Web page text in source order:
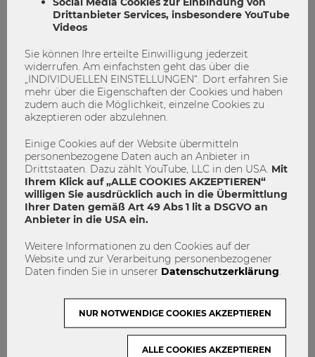
Fürs effiziente Lernen: „Skill Session: Konzentration
& Fokus“ am 2. November 2022, 11 Uhr.
Session: Show yourself !“ am 30. November 2022, 11
Uhr.
Alle weiteren Termine findest du imAktivitäten-Kalender
des Student Counselling Programms
Evidenzbasierte Entscheidungen
Student Counselling
Themenschwerpunkt
admin
Drittanbieter Services, insbesondere YouTube
Videos
Sie können Ihre erteilte Einwilligung jederzeit
widerrufen. Am einfachsten geht das über die
„INDIVIDUELLEN EINSTELLUNGEN“. Dort erfahren Sie
mehr über die Eigenschaften der Cookies und haben
zudem auch die Möglichkeit, einzelne Cookies zu
akzeptieren oder abzulehnen.
Einige Cookies auf der Website übermitteln
personenbezogene Daten auch an Anbieter in
Drittstaaten. Dazu zählt YouTube, LLC in den USA. Mit
Ihrem Klick auf „ALLE COOKIES AKZEPTIEREN“
willigen Sie ausdrücklich auch in die Übermittlung
Ihrer Daten gemäß Art 49 Abs 1 lit a DSGVO an
Anbieter in die USA ein.
Weitere Informationen zu den Cookies auf der
Website und zur Verarbeitung personenbezogener
Daten finden Sie in unserer Datenschutzerklärung
NUR NOTWENDIGE COOKIES AKZEPTIEREN
ALLE COOKIES AKZEPTIEREN